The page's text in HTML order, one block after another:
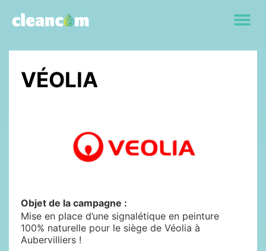
VÉOLIA
Objet de la campagne :
Mise en place d’une signalétique en peinture
100% naturelle pour le siège de Véolia à
Aubervilliers !